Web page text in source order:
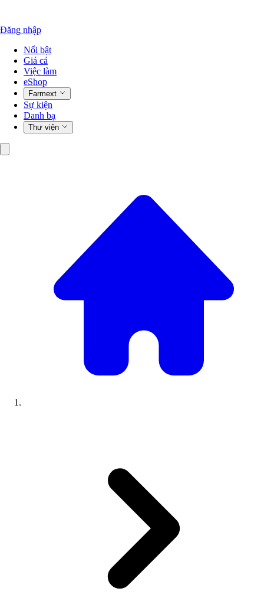
Đăng nhập
Nổi bật
Giá cả
Việc làm
eShop
Farmext
Sự kiện
Danh bạ
Thư viện